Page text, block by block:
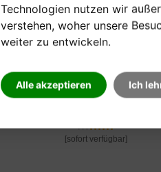
Technologien nutzen wir
verstehen, woher unsere
weiter zu entwickeln.
Alle akzeptieren Ich
[sofort verfügbar]